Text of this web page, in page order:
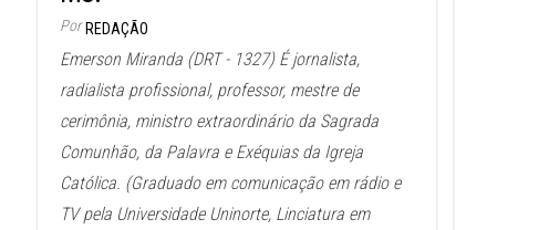
Por REDAÇÃO
Emerson Miranda (DRT - 1327) É jornalista,
radialista profissional, professor, mestre de
cerimônia, ministro extraordinário da Sagrada
Comunhão, da Palavra e Exéquias da Igreja
Católica. (Graduado em comunicação em rádio e
TV pela Universidade Uninorte, Linciatura em